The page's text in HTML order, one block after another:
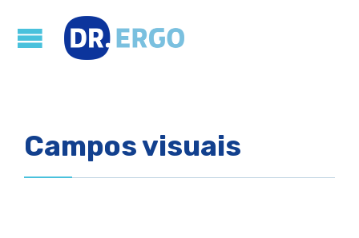
Campos visuais